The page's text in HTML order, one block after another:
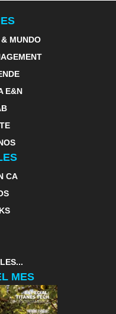
MUNDO
E&N
CA
MES